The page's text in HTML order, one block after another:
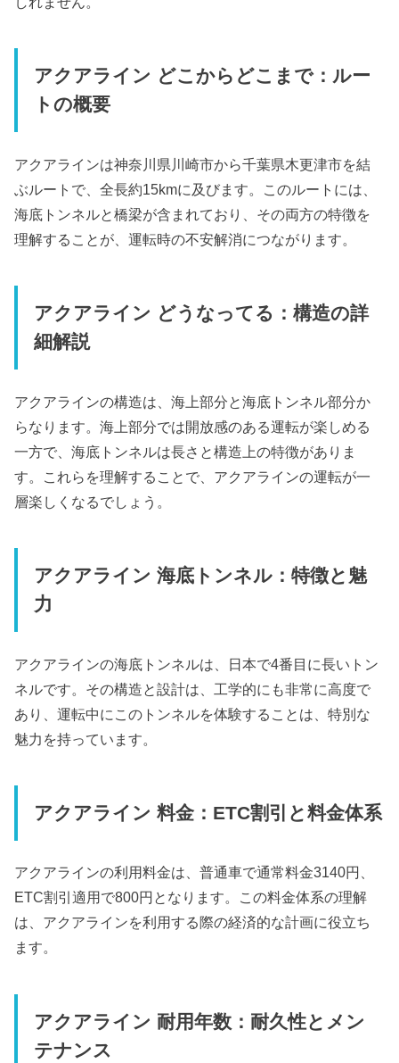
アクアライン どこからどこまで：ルー
トの概要
アクアラインは神奈川県川崎市から千葉県木更津市を結
ぶルートで、全長約15kmに及びます。このルートには、
海底トンネルと橋梁が含まれており、その両方の特徴を
理解することが、運転時の不安解消につながります。
アクアライン どうなってる：構造の詳
細解説
アクアラインの構造は、海上部分と海底トンネル部分か
らなります。海上部分では開放感のある運転が楽しめる
一方で、海底トンネルは長さと構造上の特徴がありま
す。これらを理解することで、アクアラインの運転が一
層楽しくなるでしょう。
アクアライン 海底トンネル：特徴と魅
力
アクアラインの海底トンネルは、日本で4番目に長いトン
ネルです。その構造と設計は、工学的にも非常に高度で
あり、運転中にこのトンネルを体験することは、特別な
魅力を持っています。
アクアライン 料金：ETC割引と料金体系
アクアラインの利用料金は、普通車で通常料金3140円、
ETC割引適用で800円となります。この料金体系の理解
は、アクアラインを利用する際の経済的な計画に役立ち
ます。
アクアライン 耐用年数：耐久性とメン
テナンス